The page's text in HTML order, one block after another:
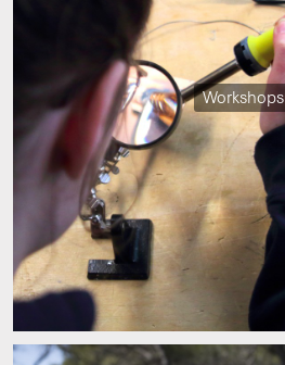
Workshops